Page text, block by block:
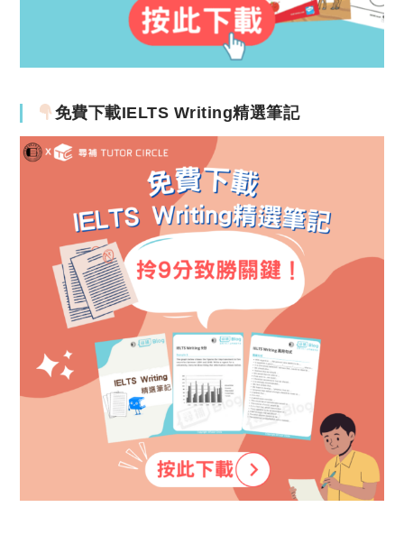
免費下載IELTS Writing精選筆記